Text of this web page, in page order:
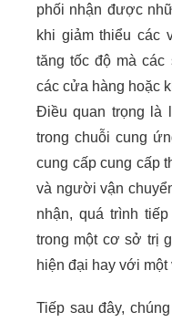
phối nhận được
khi giảm thiểu các
tăng tốc độ mà các
các cửa hàng hoặc
Điều quan trọng là
trong chuỗi cung
cung cấp cung cấp
và người vận
nhận, quá trình
trong một cơ sở trị
hiện đại hay với một
Tiếp sau đây,